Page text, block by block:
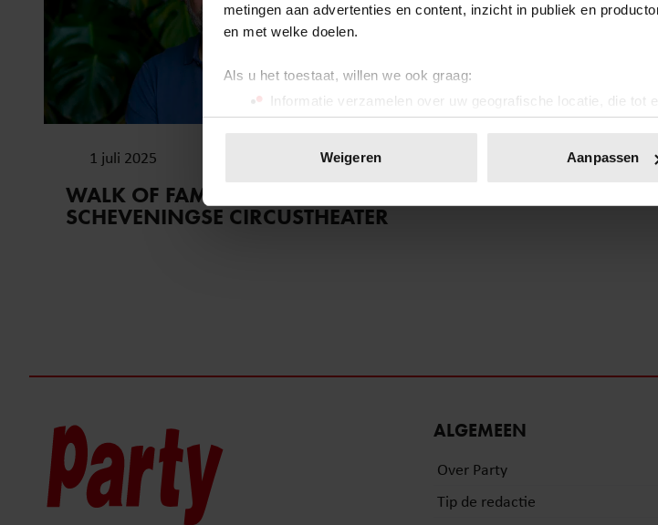
metingen aan advertenties en content, inzicht in publiek en
en met welke doelen.
Als u het toestaat, willen we ook graag:
Informatie verzamelen over uw geografische locatie, die tot
Uw apparaat identificeren door het actief te scannen op
toestemming op elk moment wijzigen of intrekken in de
We gebruiken cookies om content en advertenties te
Weigeren Aanpassen
1 juli 2025
WALK OF FAME ONTHULD BIJ
SCHEVENINGSE CIRCUSTHEATER
ALGEMEEN
Over Party
Tip de redactie